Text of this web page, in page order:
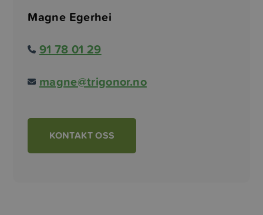
Magne Egerhei
91 78 01 29
magne@trigonor.no
KONTAKT OSS